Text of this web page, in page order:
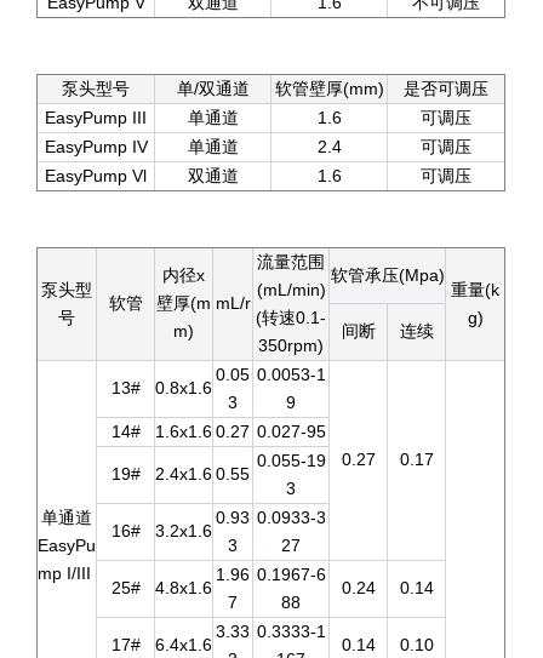
泵头型号 单/双通道 软管壁厚(mm)
是否可调压
EasyPump III
单通道 1.6
可调压
EasyPump IV
单通道 2.4
可调压
EasyPump Vl
双通道 1.6 可调压
泵头型
号
软管
内径x
壁厚(m
m)
mL/r
流量范围
(mL/min)
(转速0.1-
350rpm)
软管承压(Mpa)
重量(k
g)
间断 连续
单通道
EasyPu
mp I/III
13# 0.8x1.6
0.05
3
0.0053-1
9
0.27 0.17
14# 1.6x1.60.27 0.027-95
19# 2.4x1.60.55
0.055-19
3
16# 3.2x1.6
0.93
3
0.0933-3
27
25# 4.8x1.6
1.96
7
0.1967-6
88
0.24 0.14
17# 6.4x1.6
3.33 0.3333-1
0.14 0.10